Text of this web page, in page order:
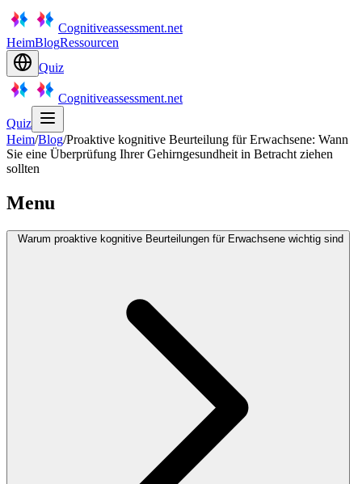
Cognitiveassessment.net
HeimBlogRessourcen
Quiz
Cognitiveassessment.net
Quiz
Heim/Blog/Proaktive kognitive Beurteilung für Erwachsene: Wann
Sie eine Überprüfung Ihrer Gehirngesundheit in Betracht ziehen
sollten
Menu
Warum proaktive kognitive Beurteilungen für Erwachsene wichtig sind